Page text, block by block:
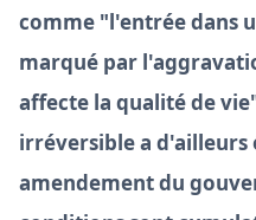
comme "l'entrée dans
marqué par
affecte la qualité de
irréversible a d'ailleurs
amendement du